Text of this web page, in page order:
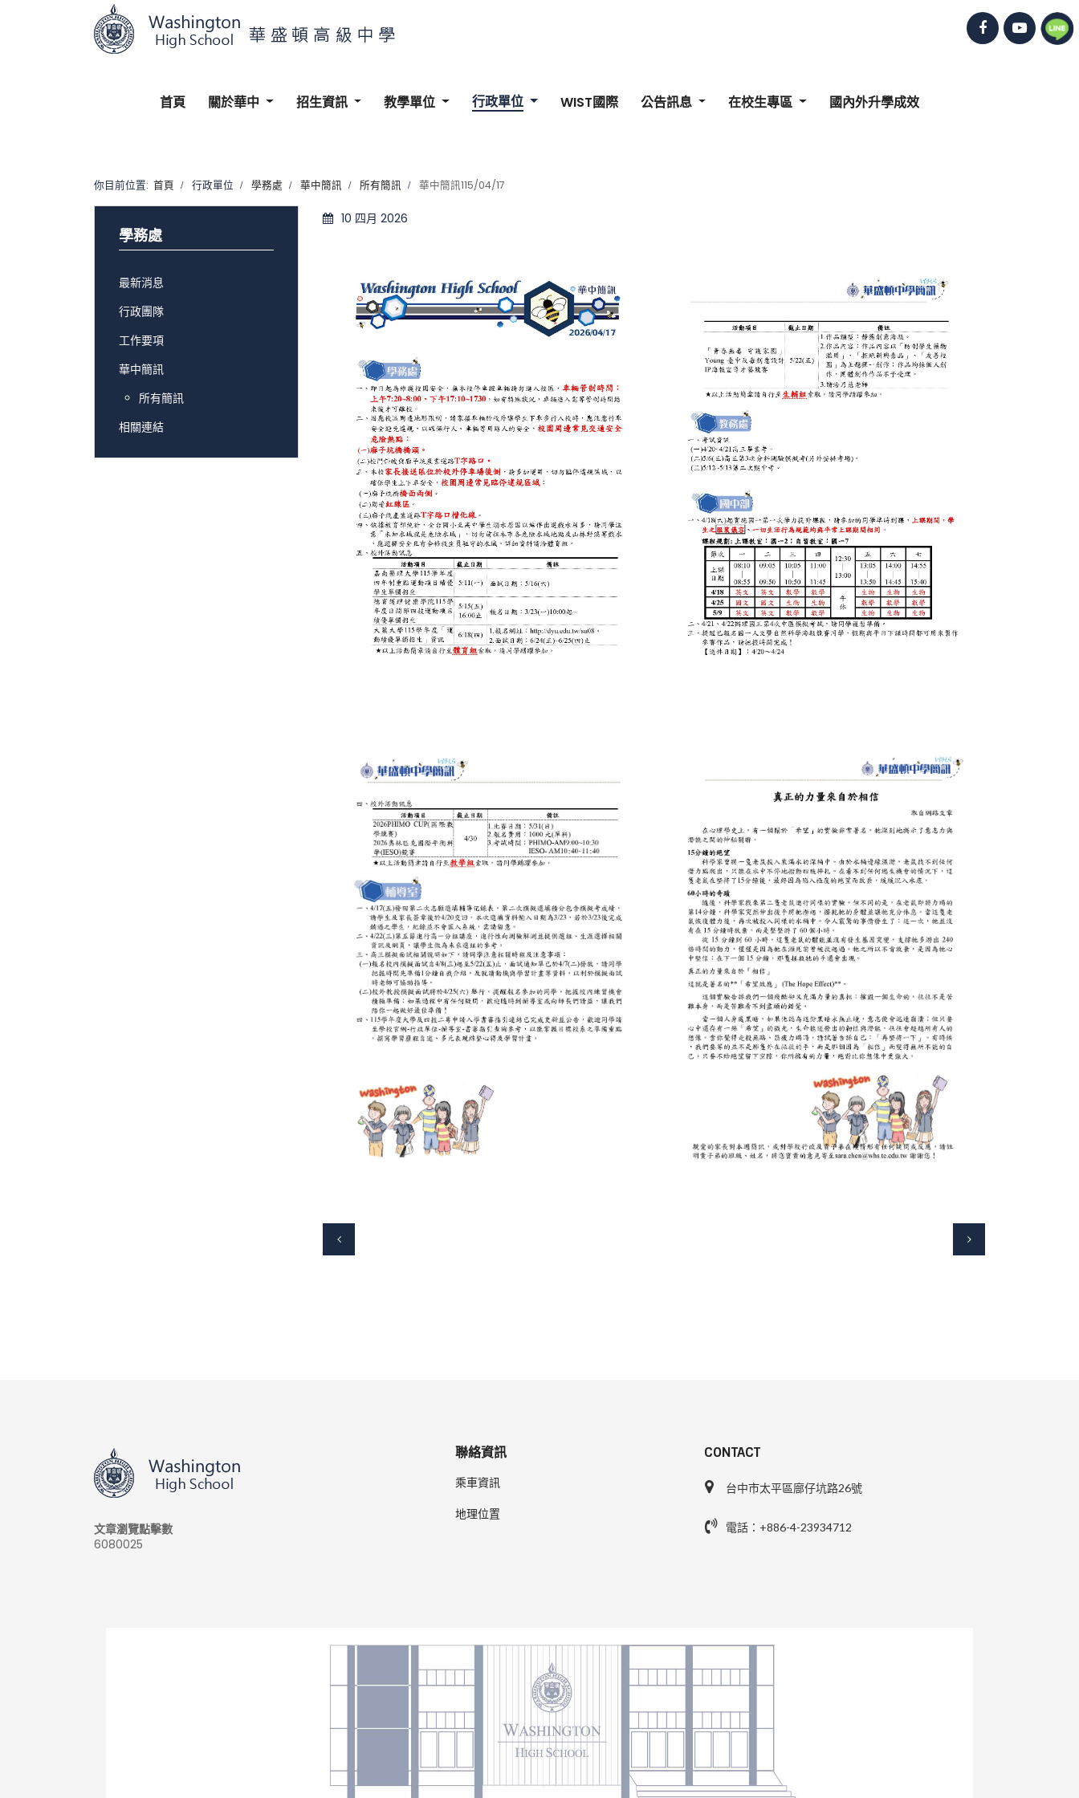
首頁 關於華中 招生資訊 教學單位 行政單位 WIST國際 公告訊息 在校生專區 國內外升學成效
你目前位置: 首頁 行政單位 學務處 華中簡訊 所有簡訊 華中簡訊115/04/17
10 四月 2026
學務處
最新消息
行政團隊
工作要項
華中簡訊
所有簡訊
相關連結
文章瀏覽點擊數
6080025
聯絡資訊
乘車資訊
地理位置
CONTACT
台中市太平區廍仔坑路26號
電話：+886-4-23934712